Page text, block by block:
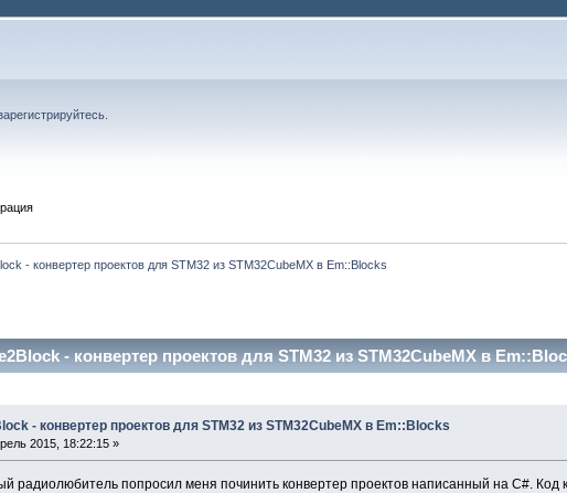
- конвертер проектов для STM32 из STM32CubeMX в Em::Blocks
- конвертер проектов для STM32 из STM32CubeMX в
- конвертер проектов для STM32 из STM32CubeMX в Em::Blocks
2015, 18:22:15 »
радиолюбитель попросил меня починить конвертер проектов написанный на C#. Код